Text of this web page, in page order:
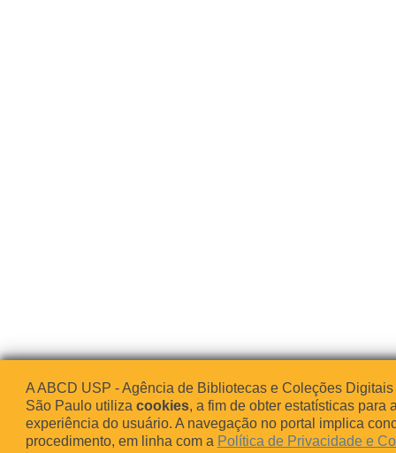
A ABCD USP - Agência de Bibliotecas e Coleções
São Paulo utiliza cookies, a fim de obter estatísticas para
experiência do usuário. A navegação no portal implica
procedimento, em linha com a Política de Privacidade e